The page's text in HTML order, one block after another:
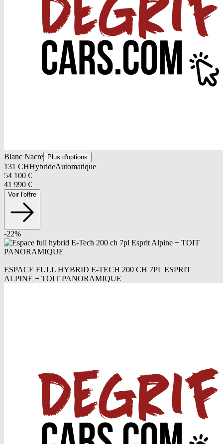
Blanc Nacre Plus d'options
131 CHHybrideAutomatique
54 100 €
41 990 €
Voir l'offre
-22%
ESPACE FULL HYBRID E-TECH 200 CH 7PL ESPRIT
ALPINE + TOIT PANORAMIQUE